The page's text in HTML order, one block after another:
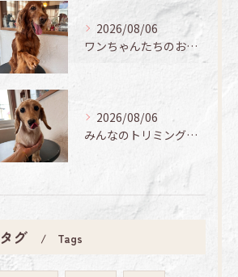
2026/08/06
ワンちゃんたちのお手入れ日記🐶✨
2026/08/06
みんなのトリミング日記🌟
タグ Tags